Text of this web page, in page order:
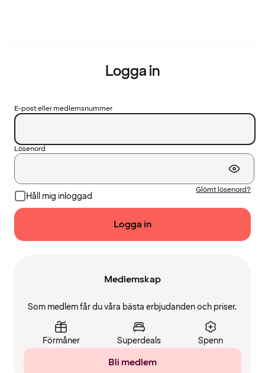
Logga in
E-post eller medlemsnummer
Lösenord
Håll mig inloggad
Glömt lösenord?
Logga in
Medlemskap
Som medlem får du våra bästa erbjudanden och priser.
Förmåner Superdeals Spenn
Bli medlem